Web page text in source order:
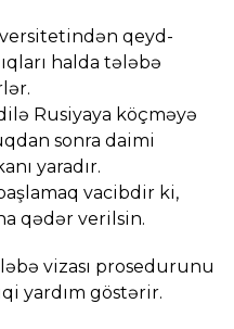
qeyd-
halda tələbə
Rusiyaya köçməyə
sonra daimi
yaradır.
vacibdir ki,
qədər verilsin.
vizası prosedurunu
yardım göstərir.